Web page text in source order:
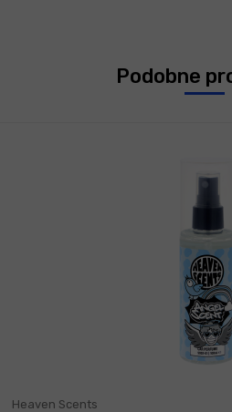
Podobne
Heaven Scents